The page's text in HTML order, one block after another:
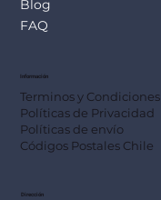
Blog
FAQ
Información
Terminos y Condiciones
Políticas de Privacidad
Políticas de envío
Códigos Postales Chile
Dirección